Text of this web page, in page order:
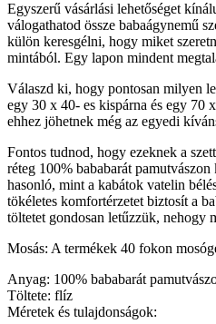
Egyszerű vásárlási lehetőséget
válogathatod össze babaágynemű
külön keresgélni, hogy miket
mintából. Egy lapon mindent
Válaszd ki, hogy pontosan milyen
egy 30 x 40- es kispárna és egy 70
ehhez jöhetnek még az egyedi
Fontos tudnod, hogy ezeknek a
réteg 100% bababarát
hasonló, mint a kabátok vatelin
tökéletes komfortérzetet biztosít a
töltetet gondosan letűzzük, nehogy
Mosás: A termékek 40 fokon
Anyag: 100% bababarát
Töltete: flíz
Méretek és tulajdonságok: